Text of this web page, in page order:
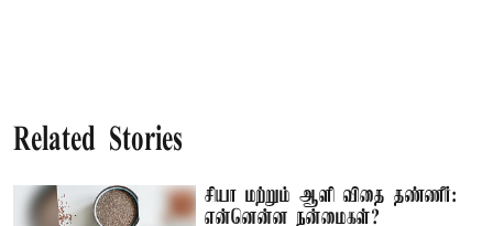
Related Stories
சியா மற்றும் ஆளி விதை தண்ணீர்:
என்னென்ன நன்மைகள்?